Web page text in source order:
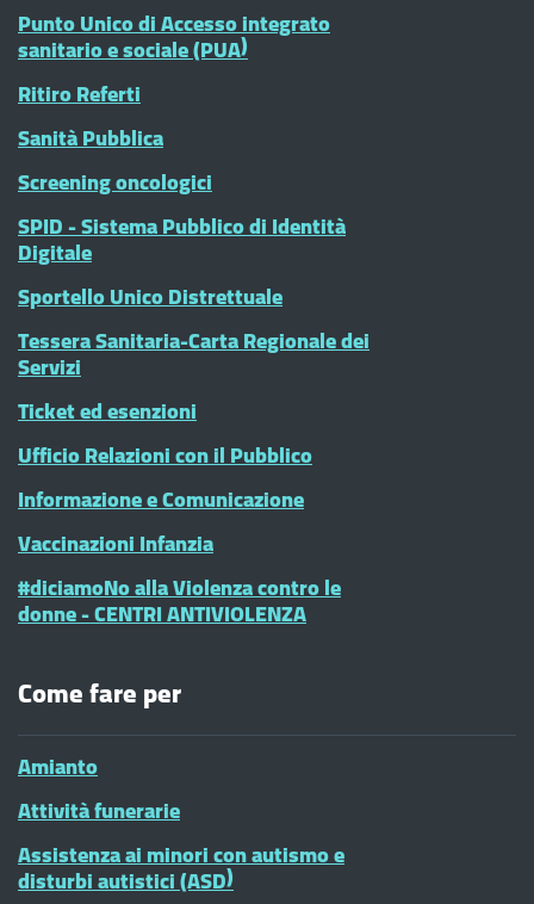
Punto Unico di Accesso integrato
sanitario e sociale (PUA)
Ritiro Referti
Sanità Pubblica
Screening oncologici
SPID - Sistema Pubblico di Identità
Digitale
Sportello Unico Distrettuale
Tessera Sanitaria-Carta Regionale dei
Servizi
Ticket ed esenzioni
Ufficio Relazioni con il Pubblico
Informazione e Comunicazione
Vaccinazioni Infanzia
#diciamoNo alla Violenza contro le
donne - CENTRI ANTIVIOLENZA
Come fare per
Amianto
Attività funerarie
Assistenza ai minori con autismo e
disturbi autistici (ASD)